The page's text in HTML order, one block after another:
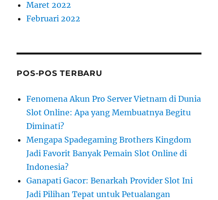
Maret 2022
Februari 2022
POS-POS TERBARU
Fenomena Akun Pro Server Vietnam di Dunia
Slot Online: Apa yang Membuatnya Begitu
Diminati?
Mengapa Spadegaming Brothers Kingdom
Jadi Favorit Banyak Pemain Slot Online di
Indonesia?
Ganapati Gacor: Benarkah Provider Slot Ini
Jadi Pilihan Tepat untuk Petualangan